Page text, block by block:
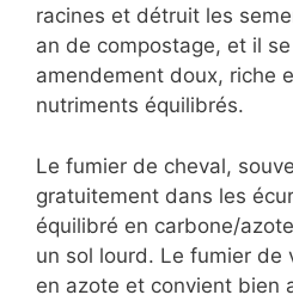
racines et détruit les
an de compostage, et il
amendement doux, riche
nutriments équilibrés.
Le fumier de cheval,
gratuitement dans les
équilibré en carbone/
un sol lourd. Le fumier de
en azote et convient bien